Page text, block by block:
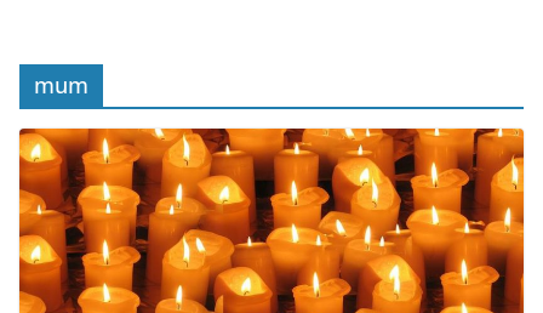
mum